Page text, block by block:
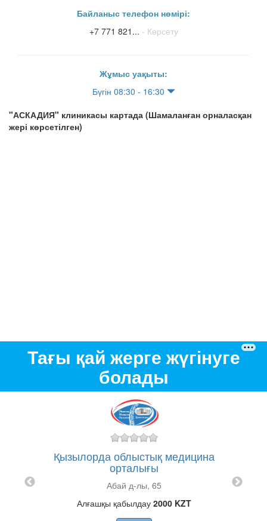
Байланыс телефон нөмірі:
+7 771 821... - Көрсету
Жұмыс уақыты:
Бүгін 08:30 - 16:30
"АСКАДИЯ" клиникасы картада (Шамаланған орналасқан
жері көрсетілген)
Тағы қай жерге жүгінуге
болады
Қызылорда облыстық медицина
орталығы
Абай д-лы, 65
Алғашқы қабылдау 2000 KZT